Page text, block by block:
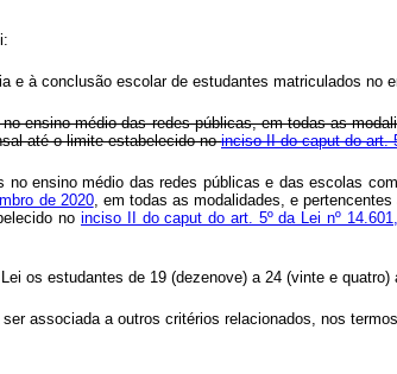
à conclusão escolar de estudantes matriculados no
ensino médio das redes públicas, em todas as
até o limite estabelecido noinciso II docaputdo art.
ensino médio das redes públicas e das escolas
de 2020, em todas as modalidades, e
no inciso II do caput do art. 5º da Lei nº
os estudantes de 19 (dezenove) a 24 (vinte e quatro)
associada a outros critérios relacionados, nos